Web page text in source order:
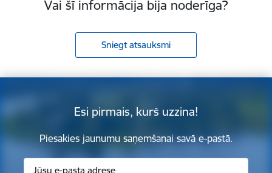
Vai šī informācija bija noderīga?
Sniegt atsauksmi
Esi pirmais, kurš uzzina!
Piesakies jaunumu saņemšanai savā e-pastā.